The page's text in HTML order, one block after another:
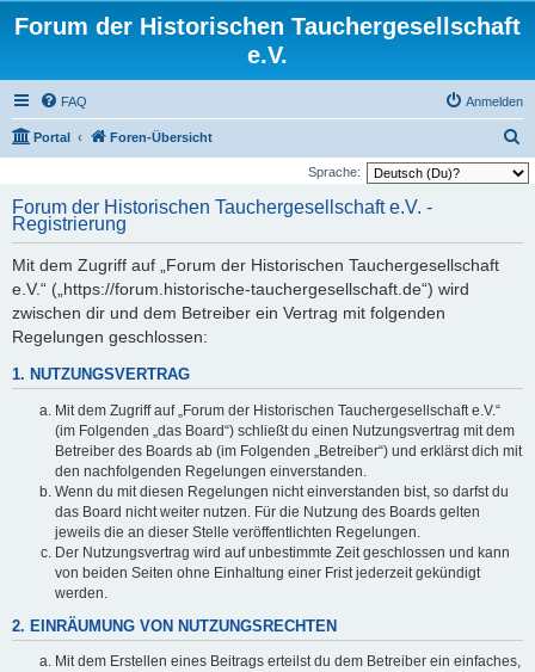
Forum der Historischen Tauchergesellschaft
e.V.
FAQ Anmelden
Portal Foren-Übersicht
u
Sprache:
Forum der Historischen Tauchergesellschaft e.V. -
Registrierung
Mit dem Zugriff auf „Forum der Historischen Tauchergesellschaft
e.V.“ („https://forum.historische-tauchergesellschaft.de“) wird
zwischen dir und dem Betreiber ein Vertrag mit folgenden
Regelungen geschlossen:
1. NUTZUNGSVERTRAG
Mit dem Zugriff auf „Forum der Historischen Tauchergesellschaft e.V.“
(im Folgenden „das Board“) schließt du einen Nutzungsvertrag mit dem
Betreiber des Boards ab (im Folgenden „Betreiber“) und erklärst dich mit
den nachfolgenden Regelungen einverstanden.
Wenn du mit diesen Regelungen nicht einverstanden bist, so darfst du
das Board nicht weiter nutzen. Für die Nutzung des Boards gelten
jeweils die an dieser Stelle veröffentlichten Regelungen.
Der Nutzungsvertrag wird auf unbestimmte Zeit geschlossen und kann
von beiden Seiten ohne Einhaltung einer Frist jederzeit gekündigt
werden.
2. EINRÄUMUNG VON NUTZUNGSRECHTEN
Mit dem Erstellen eines Beitrags erteilst du dem Betreiber ein einfaches,